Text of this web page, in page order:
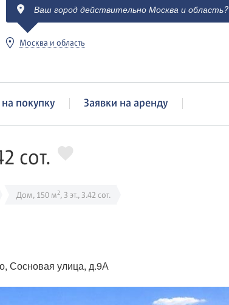
c Ваш город действительно Москва и область?
Москва и область
покупку Заявки на аренду
сот.
Дом, 150 м2, 3 эт., 3.42 сот.
Сосновая улица, д.9А